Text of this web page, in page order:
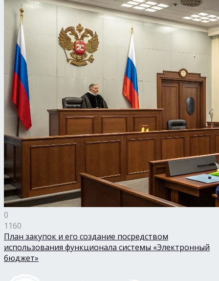
0
1160
План закупок и его создание посредством
использования функционала системы «Электронный
бюджет»